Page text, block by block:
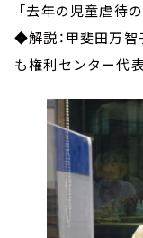
「去年の児童
◆解説：甲斐田万智
も権利センター代表